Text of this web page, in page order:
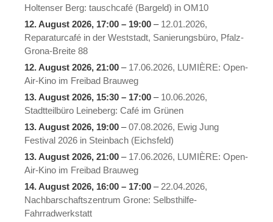
Holtenser Berg: tauschcafé (Bargeld) in OM10
12. August 2026, 17:00 – 19:00 – 12.01.2026,
Reparaturcafé in der Weststadt, Sanierungsbüro, Pfalz-
Grona-Breite 88
12. August 2026, 21:00 – 17.06.2026, LUMIÈRE: Open-
Air-Kino im Freibad Brauweg
13. August 2026, 15:30 – 17:00 – 10.06.2026,
Stadtteilbüro Leineberg: Café im Grünen
13. August 2026, 19:00 –07.08.2026, Ewig Jung
Festival 2026 in Steinbach (Eichsfeld)
13. August 2026, 21:00 – 17.06.2026, LUMIÈRE: Open-
Air-Kino im Freibad Brauweg
14. August 2026, 16:00 – 17:00 – 22.04.2026,
Nachbarschaftszentrum Grone: Selbsthilfe-
Fahrradwerkstatt